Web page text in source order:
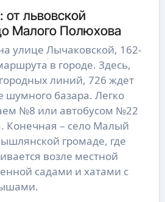
львовской
Малого Полюхова
улице Лычаковской, 162-
в городе. Здесь,
линий, 726 ждет
шумного базара. Легко
№8 или автобусом №22
Конечная – село Малый
громаде, где
возле местной
садами и хатами с